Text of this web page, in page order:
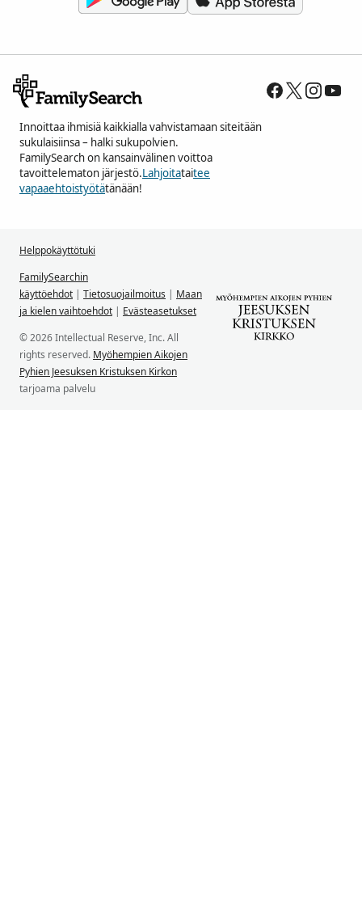
Innoittaa ihmisiä kaikkialla vahvistamaan siteitään
sukulaisiinsa – halki sukupolvien.
FamilySearch on kansainvälinen voittoa
tavoittelematon järjestö.Lahjoitataitee
vapaaehtoistyötätänään!
Helppokäyttötuki
FamilySearchin
käyttöehdot | Tietosuojailmoitus | Maan
ja kielen vaihtoehdot | Evästeasetukset
© 2026 Intellectual Reserve, Inc. All
rights reserved. Myöhempien Aikojen
Pyhien Jeesuksen Kristuksen Kirkon
tarjoama palvelu